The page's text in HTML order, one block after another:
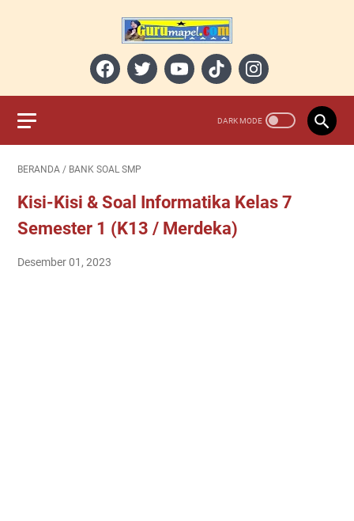
BERANDA / BANK SOAL SMP
Kisi-Kisi & Soal Informatika Kelas 7
Semester 1 (K13 / Merdeka)
Desember 01, 2023